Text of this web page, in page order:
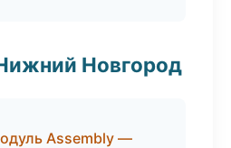
Новгород
Assembly —